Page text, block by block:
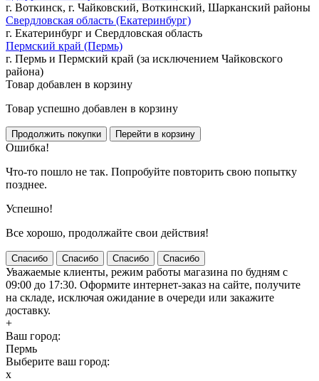
г. Воткинск, г. Чайковский, Воткинский, Шарканский районы
Свердловская область (Екатеринбург)
г. Екатеринбург и Свердловская область
Пермский край (Пермь)
г. Пермь и Пермский край (за исключением Чайковского
района)
Товар добавлен в корзину
Товар успешно добавлен в корзину
Ошибка!
Что-то пошло не так. Попробуйте повторить свою попытку
позднее.
Успешно!
Все хорошо, продолжайте свои действия!
Спасибо Спасибо Спасибо Спасибо
Уважаемые клиенты, режим работы магазина по будням с
09:00 до 17:30. Оформите интернет-заказ на сайте, получите
на складе, исключая ожидание в очереди или закажите
доставку.
+
Ваш город:
Пермь
Выберите ваш город:
x